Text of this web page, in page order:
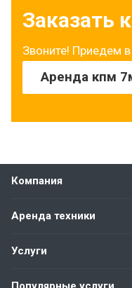
Заказать
Звоните! Приедем
Аренда кпм
Компания
Аренда техники
Услуги